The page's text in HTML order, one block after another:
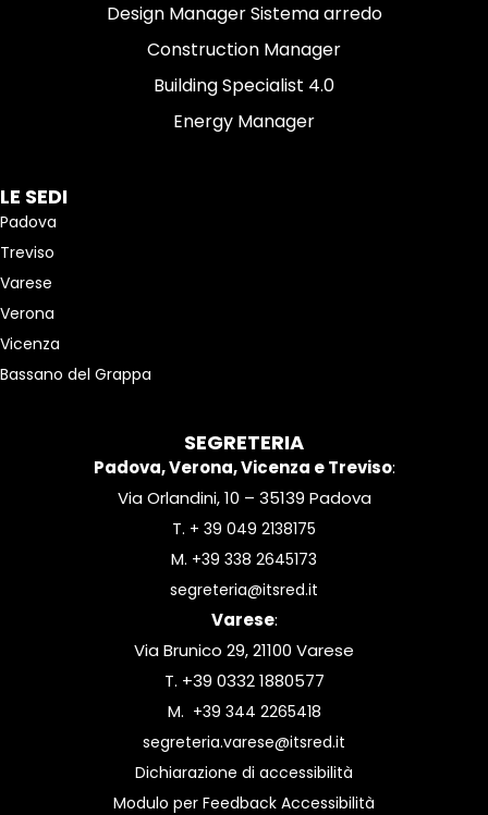
Design Manager Sistema arredo
Construction Manager
Building Specialist 4.0
Energy Manager
LE SEDI
Padova
Treviso
Varese
Verona
Vicenza
Bassano del Grappa
SEGRETERIA
Padova, Verona, Vicenza e Treviso:
Via Orlandini, 10 – 35139 Padova
T. + 39 049 2138175
M. +39 338 2645173
segreteria@itsred.it
Varese:
Via Brunico 29, 21100 Varese
T. +39 0332 1880577
M. +39 344 2265418
segreteria.varese@itsred.it
Dichiarazione di accessibilità
Modulo per Feedback Accessibilità